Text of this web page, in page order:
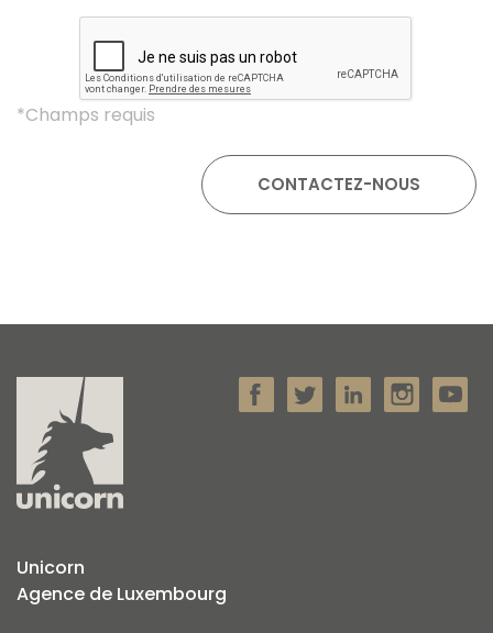
*Champs requis
Unicorn
Agence de Luxembourg